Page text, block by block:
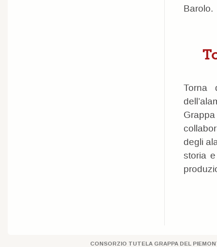
Barolo.
Torna
degli
storia
CONSORZIO TUTELA GRAPPA DEL